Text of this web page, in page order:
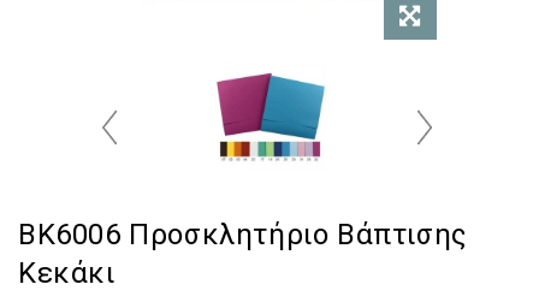
BK6006 Προσκλητήριο Βάπτισης
Κεκάκι